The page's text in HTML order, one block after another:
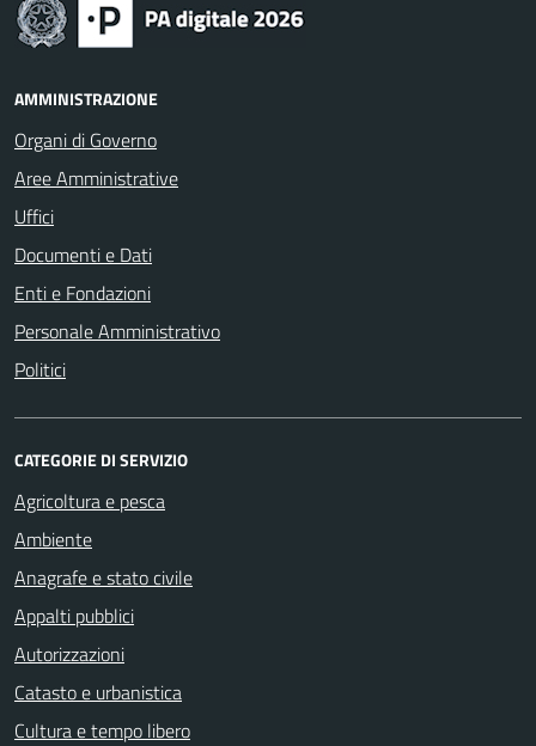
AMMINISTRAZIONE
Organi di Governo
Aree Amministrative
Uffici
Documenti e Dati
Enti e Fondazioni
Personale Amministrativo
Politici
CATEGORIE DI SERVIZIO
Agricoltura e pesca
Ambiente
Anagrafe e stato civile
Appalti pubblici
Autorizzazioni
Catasto e urbanistica
Cultura e tempo libero